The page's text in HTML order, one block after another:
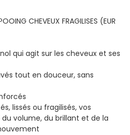
CHEVEUX FRAGILISES (EUR
qui agit sur les cheveux et ses
tout en douceur, sans
lissés ou fragilisés, vos
volume, du brillant et de la